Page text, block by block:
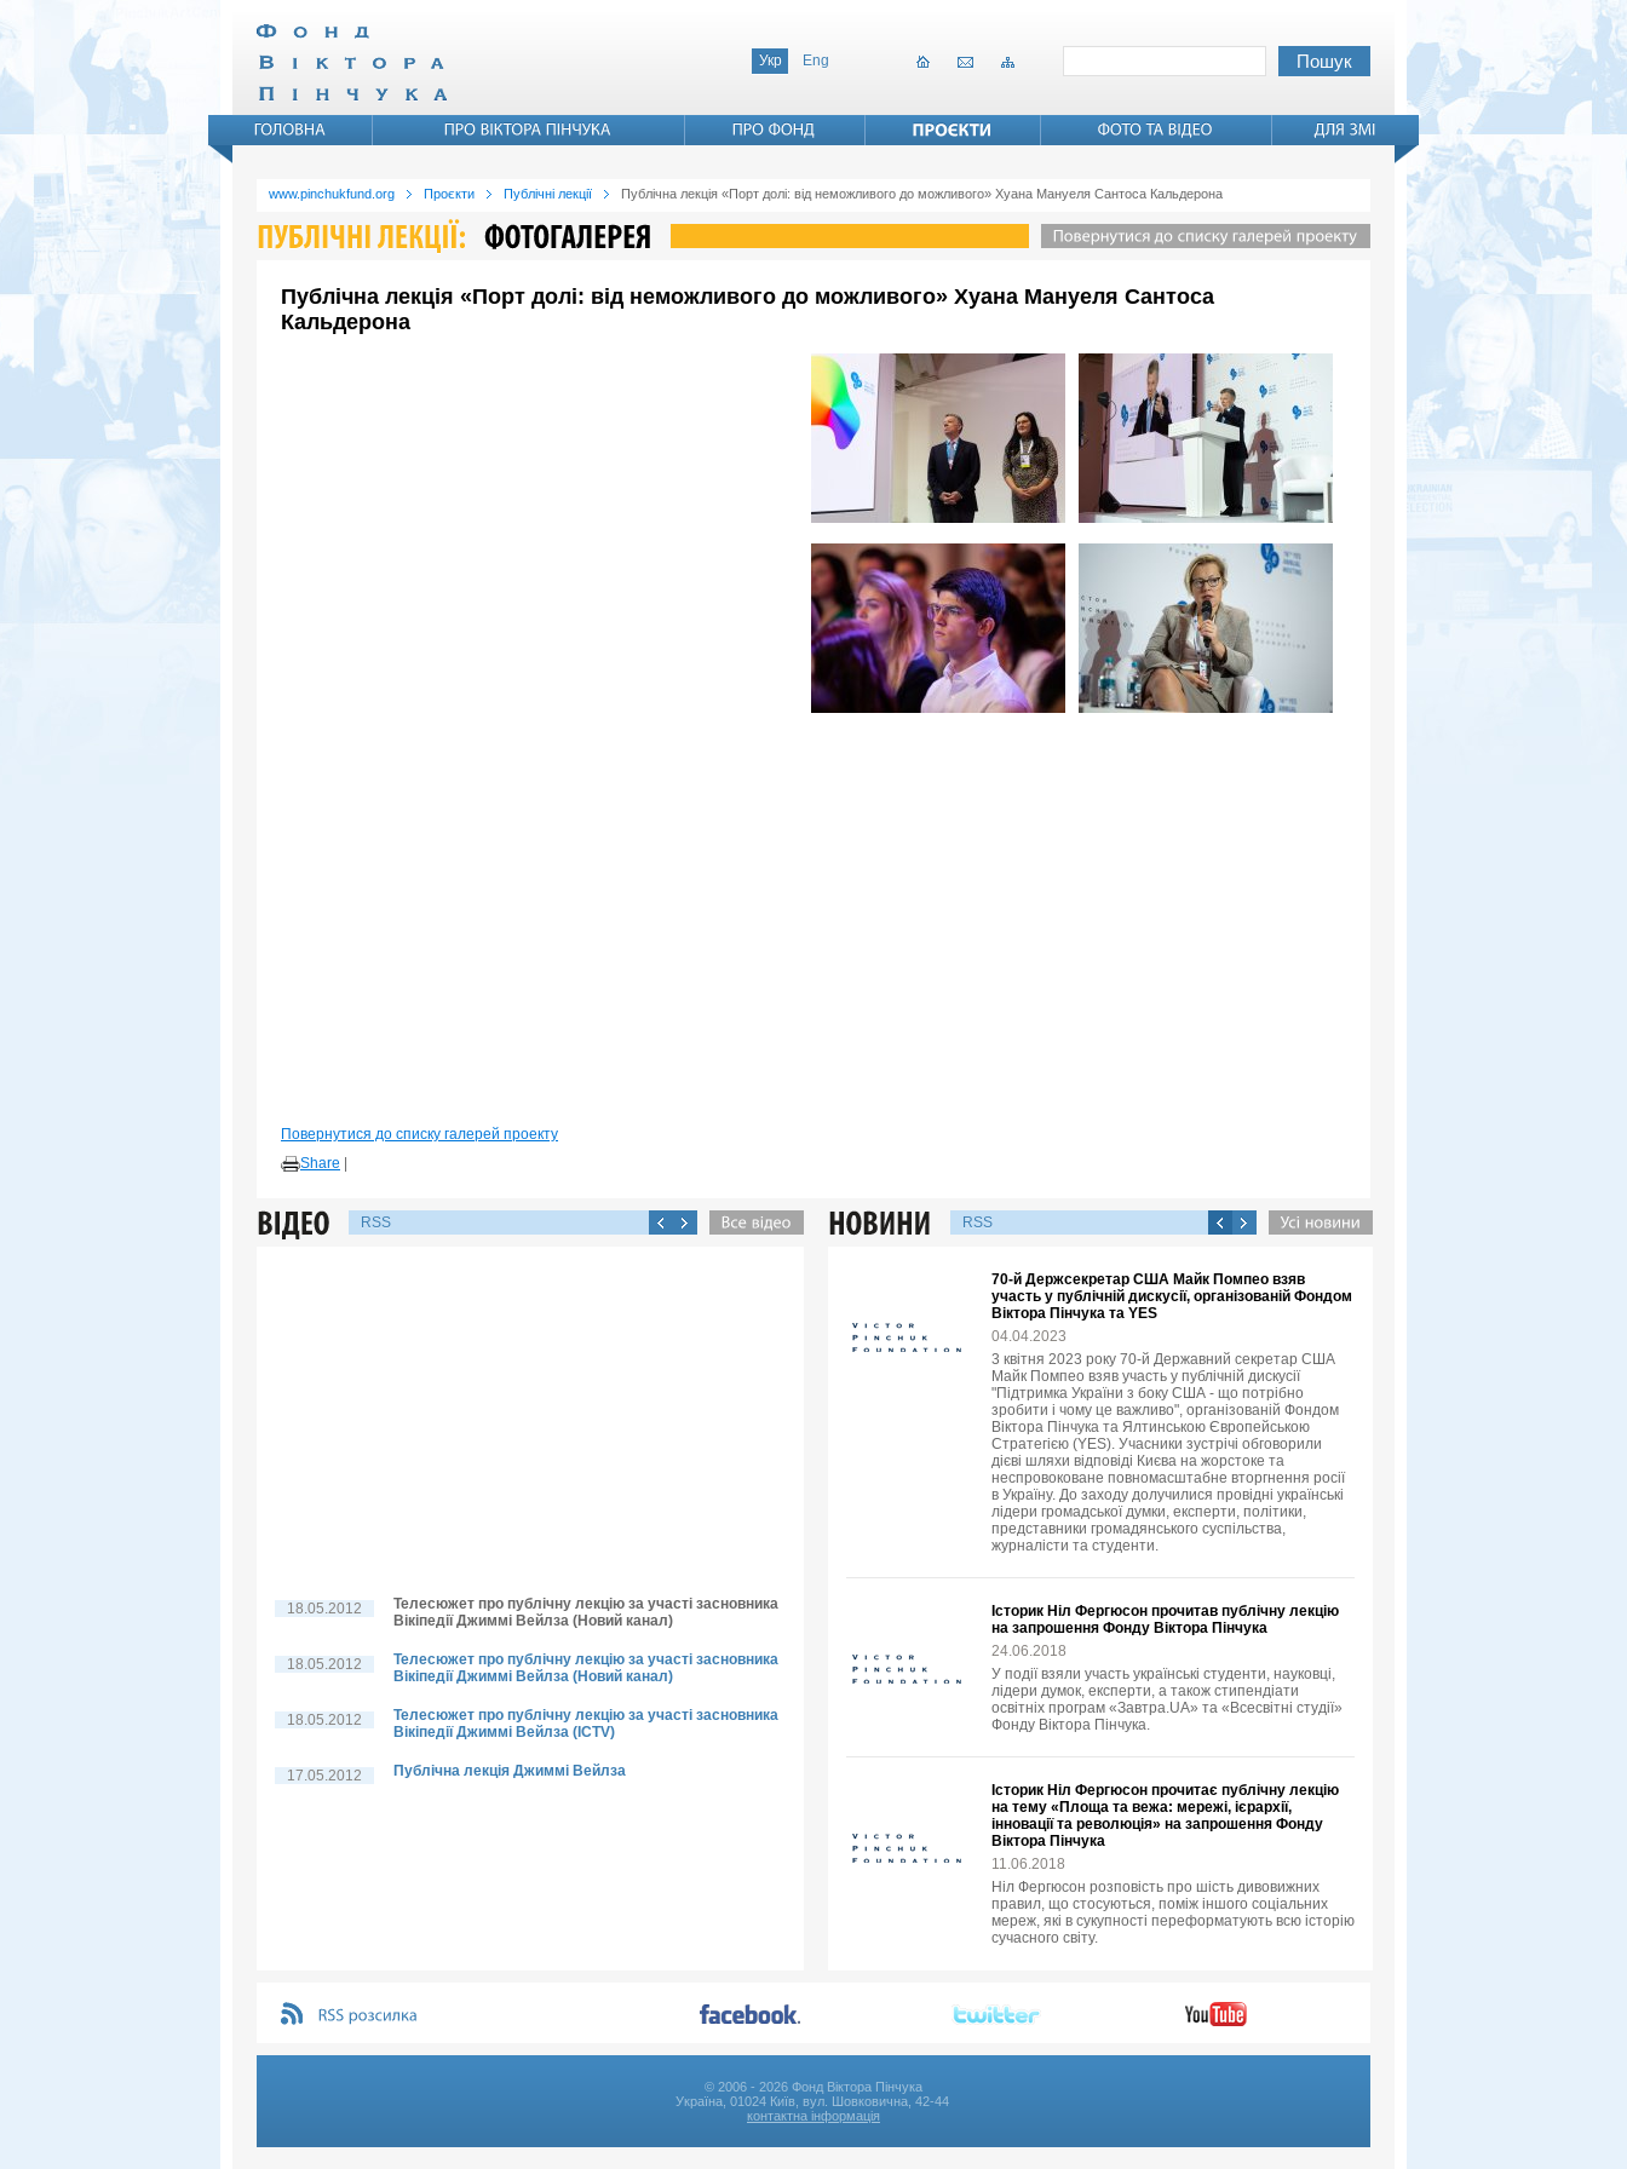
Укр Eng
www.pinchukfund.org Проєкти Публічні лекції Публічна лекція «Порт долі: від неможливого до можливого» Хуана Мануеля Сантоса Кальдерона
Публічна лекція «Порт долі: від неможливого до можливого» Хуана Мануеля Сантоса
Кальдерона
Повернутися до списку галерей проекту
Share
RSS
18.05.2012
Телесюжет про публічну лекцію за участі засновника
Вікіпедії Джиммі Вейлза (Новий канал)
18.05.2012
Телесюжет про публічну лекцію за участі засновника
Вікіпедії Джиммі Вейлза (Новий канал)
18.05.2012
Телесюжет про публічну лекцію за участі засновника
Вікіпедії Джиммі Вейлза (ICTV)
17.05.2012 Публічна лекція Джиммі Вейлза
RSS
70-й Держсекретар США Майк Помпео взяв
участь у публічній дискусії, організованій Фондом
Віктора Пінчука та YES
04.04.2023
3 квітня 2023 року 70-й Державний секретар США
Майк Помпео взяв участь у публічній дискусії
"Підтримка України з боку США - що потрібно
зробити і чому це важливо", організованій Фондом
Віктора Пінчука та Ялтинською Європейською
Стратегією (YES). Учасники зустрічі обговорили
дієві шляхи відповіді Києва на жорстоке та
неспровоковане повномасштабне вторгнення росії
в Україну. До заходу долучилися провідні українські
лідери громадської думки, експерти, політики,
представники громадянського суспільства,
журналісти та студенти.
Історик Ніл Фергюсон прочитав публічну лекцію
на запрошення Фонду Віктора Пінчука
24.06.2018
У події взяли участь українські студенти, науковці,
лідери думок, експерти, а також стипендіати
освітніх програм «Завтра.UA» та «Всесвітні студії»
Фонду Віктора Пінчука.
Історик Ніл Фергюсон прочитає публічну лекцію
на тему «Площа та вежа: мережі, ієрархії,
інновації та революція» на запрошення Фонду
Віктора Пінчука
11.06.2018
Ніл Фергюсон розповість про шість дивовижних
правил, що стосуються, поміж іншого соціальних
мереж, які в сукупності переформатують всю історію
сучасного світу.
© 2006 - 2026 Фонд Віктора Пінчука
Україна, 01024 Київ, вул. Шовковична, 42-44
контактна інформація